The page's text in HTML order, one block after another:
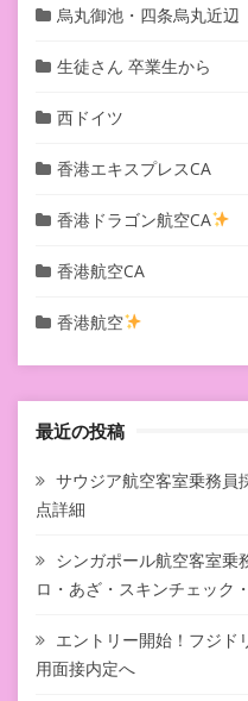
烏丸御池・四条烏丸近辺
生徒さん 卒業生から
西ドイツ
香港エキスプレスCA
香港ドラゴン航空CA
香港航空CA
香港航空
最近の投稿
サウジア航空客室乗務員
点詳細
シンガポール航空客室
ロ・あざ・スキンチェック
エントリー開始！フジド
用面接内定へ